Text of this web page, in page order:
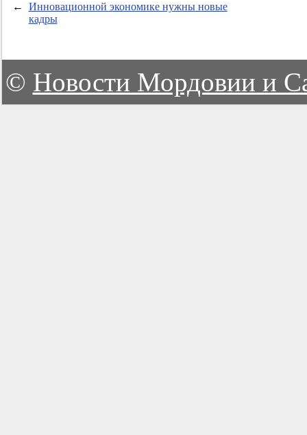
←
Инновационной экономике нужны новые
кадры
© Новости Мордовии и